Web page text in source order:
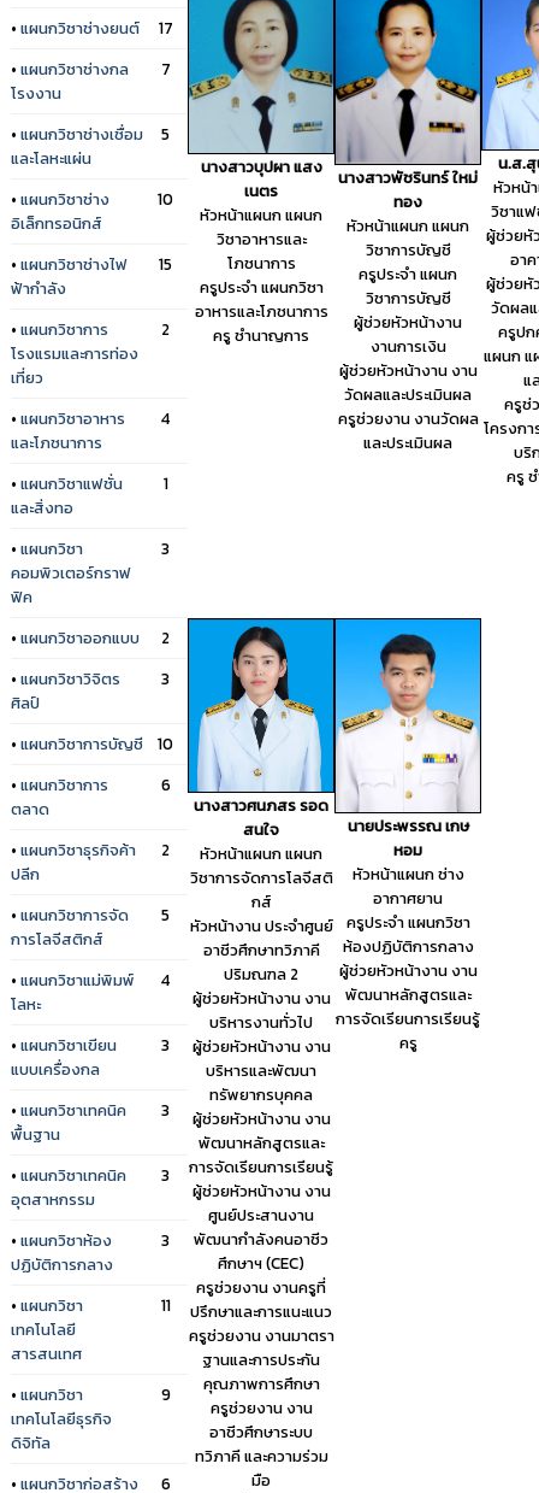
• แผนกวิชาช่างยนต์
17
• แผนกวิชาช่างกล
โรงงาน
7
• แผนกวิชาช่างเชื่อม
และโลหะแผ่น
5
• แผนกวิชาช่าง
อิเล็กทรอนิกส์
10
• แผนกวิชาช่างไฟ
ฟ้ากำลัง
15
• แผนกวิชาการ
โรงแรมและการท่อง
เที่ยว
2
• แผนกวิชาอาหาร
และโภชนาการ
4
• แผนกวิชาแฟชั่น
และสิ่งทอ
1
• แผนกวิชา
คอมพิวเตอร์กราฟ
ฟิค
3
• แผนกวิชาออกแบบ
2
• แผนกวิชาวิจิตร
ศิลป์
3
• แผนกวิชาการบัญชี 10
• แผนกวิชาการ
ตลาด
6
• แผนกวิชาธุรกิจค้า
ปลีก
2
• แผนกวิชาการจัด
การโลจีสติกส์
5
• แผนกวิชาแม่พิมพ์
โลหะ
4
• แผนกวิชาเขียน
แบบเครื่องกล
3
• แผนกวิชาเทคนิค
พื้นฐาน
3
• แผนกวิชาเทคนิค
อุตสาหกรรม
3
• แผนกวิชาห้อง
ปฏิบัติการกลาง
3
• แผนกวิชา
เทคโนโลยี
สารสนเทศ
11
• แผนกวิชา
เทคโนโลยีธุรกิจ
ดิจิทัล
9
• แผนกวิชาก่อสร้าง
6
นางสาวบุปผา แสง
เนตร
หัวหน้าแผนก แผนก
วิชาอาหารและ
โภชนาการ
ครูประจำ แผนกวิชา
อาหารและโภชนาการ
ครู ชำนาญการ
นางสาวพัชรินทร์ ใหม่
ทอง
หัวหน้าแผนก แผนก
วิชาการบัญชี
ครูประจำ แผนก
วิชาการบัญชี
ผู้ช่วยหัวหน้างาน
งานการเงิน
ผู้ช่วยหัวหน้างาน งาน
วัดผลและประเมินผล
ครูช่วยงาน งานวัดผล
และประเมินผล
น.ส.สุ
หัวหน้
วิชาแ
ผู้ช่วยหั
อา
ผู้ช่วยหั
วัดผลแ
ครูปก
แผนก
แ
ครูช่
โครงกา
บริ
ครู
นางสาวศนภสร รอด
สนใจ
หัวหน้าแผนก แผนก
วิชาการจัดการโลจีสติ
กส์
หัวหน้างาน ประจำศูนย์
อาชีวศึกษาทวิภาคี
ปริมณฑล 2
ผู้ช่วยหัวหน้างาน งาน
บริหารงานทั่วไป
ผู้ช่วยหัวหน้างาน งาน
บริหารและพัฒนา
ทรัพยากรบุคคล
ผู้ช่วยหัวหน้างาน งาน
พัฒนาหลักสูตรและ
การจัดเรียนการเรียนรู้
ผู้ช่วยหัวหน้างาน งาน
ศูนย์ประสานงาน
พัฒนากำลังคนอาชีว
ศึกษาฯ (CEC)
ครูช่วยงาน งานครูที่
ปรึกษาและการแนะแนว
ครูช่วยงาน งานมาตรา
ฐานและการประกัน
คุณภาพการศึกษา
ครูช่วยงาน งาน
อาชีวศึกษาระบบ
ทวิภาคี และความร่วม
มือ
นายประพรรณ เกษ
หอม
หัวหน้าแผนก ช่าง
อากาศยาน
ครูประจำ แผนกวิชา
ห้องปฏิบัติการกลาง
ผู้ช่วยหัวหน้างาน งาน
พัฒนาหลักสูตรและ
การจัดเรียนการเรียนรู้
ครู